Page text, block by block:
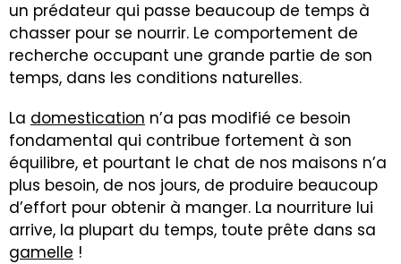
un prédateur qui passe beaucoup de temps à
chasser pour se nourrir. Le comportement de
recherche occupant une grande partie de son
temps, dans les conditions naturelles.
La domestication n’a pas modifié ce besoin
fondamental qui contribue fortement à son
équilibre, et pourtant le chat de nos maisons n’a
plus besoin, de nos jours, de produire beaucoup
d’effort pour obtenir à manger. La nourriture lui
arrive, la plupart du temps, toute prête dans sa
gamelle !